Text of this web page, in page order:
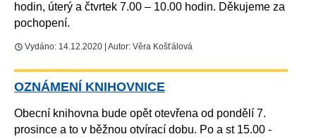
hodin, úterý a čtvrtek 7.00 – 10.00 hodin. Děkujeme za
pochopení.
Vydáno: 14.12.2020 | Autor: Věra Košťálová
OZNÁMENÍ KNIHOVNICE
Obecní knihovna bude opět otevřena od pondělí 7.
prosince a to v běžnou otvírací dobu. Po a st 15.00 -